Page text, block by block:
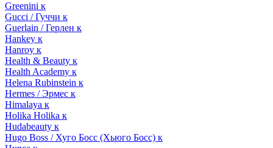
Greenini к
Gucci / Гуччи к
Guerlain / Герлен к
Hankey к
Hanroy к
Health & Beauty к
Health Academy к
Helena Rubinstein к
Hermes / Эрмес к
Himalaya к
Holika Holika к
Hudabeauty к
Hugo Boss / Хуго Босс (Хьюго Босс) к